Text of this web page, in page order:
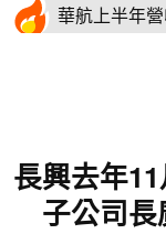
華航上半年
長興去年
子公司長